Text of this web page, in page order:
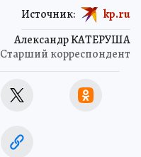
Александр КАТЕРУША
Старший корреспондент
Источник: kp.ru